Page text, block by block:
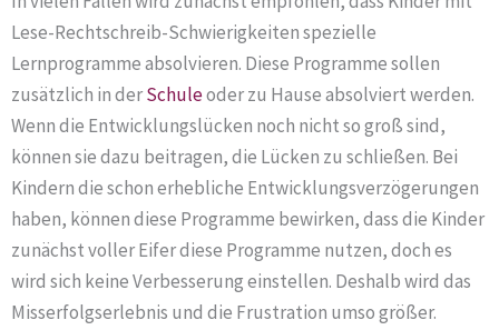
Lese-Rechtschreib-Schwierigkeiten spezielle
Lernprogramme absolvieren. Diese Programme sollen
zusätzlich in derSchuleoder zu Hause absolviert werden.
Wenn die Entwicklungslücken noch nicht so groß sind,
können sie dazu beitragen, die Lücken zu schließen. Bei
Kindern die schon erhebliche Entwicklungsverzögerungen
haben, können diese Programme bewirken, dass die Kinder
zunächst voller Eifer diese Programme nutzen, doch es
wird sich keine Verbesserung einstellen. Deshalb wird das
Misserfolgserlebnis und die Frustration umso größer.